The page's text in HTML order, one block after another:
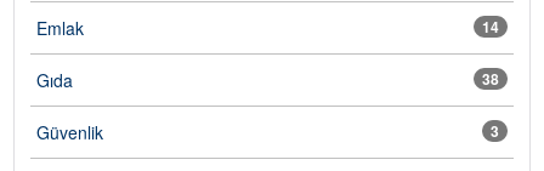
Emlak 14
Gıda 38
Güvenlik 3